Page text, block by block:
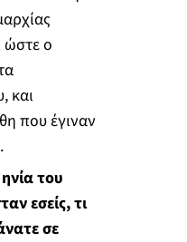
ώστε ο
και
που έγιναν
του
εσείς, τι
σε